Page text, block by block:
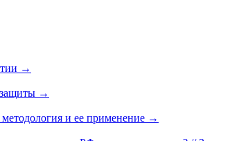
→
→
и ее применение →